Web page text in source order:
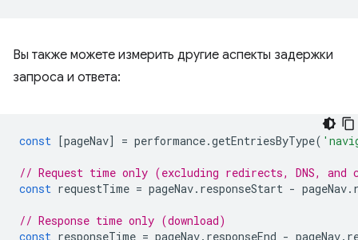
Вы также можете измерить другие аспекты задержки
запроса и ответа:
const [pageNav] = performance.getEntriesByType(
// Request time only (excluding redirects, DNS, and
const requestTime = pageNav. responseStart - pageNav.
// Response time only (download)
const responseTime = pageNav. responseEnd - pageNav.